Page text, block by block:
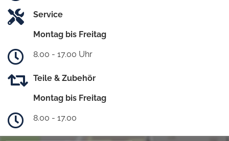
Service
Montag bis Freitag
8.00 - 17.00 Uhr
Teile & Zubehör
Montag bis Freitag
8.00 - 17.00